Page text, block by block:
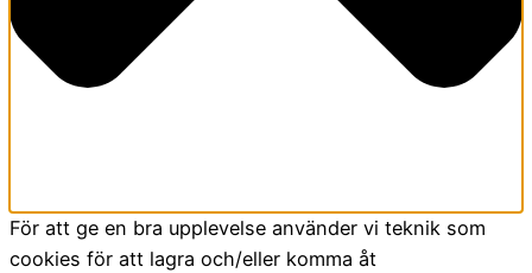
För att ge en bra upplevelse använder vi teknik som
cookies för att lagra och/eller komma åt